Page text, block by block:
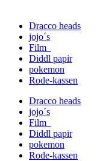
Dracco heads
jojo´s
Film
Diddl papir
pokemon
Rode-kassen
Dracco heads
jojo´s
Film
Diddl papir
pokemon
Rode-kassen